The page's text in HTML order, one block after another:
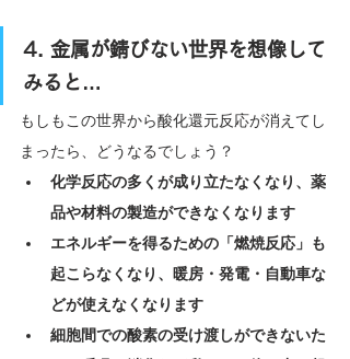
4. 金属が錆びない世界を想像して
みると…
もしもこの世界から酸化還元反応が消えてし
まったら、どうなるでしょう？
化学反応の多くが成り立たなくなり、薬
品や材料の製造ができなくなります
エネルギーを得るための「燃焼反応」も
起こらなくなり、暖房・発電・自動車な
どが使えなくなります
細胞間での酸素の受け渡しができないた